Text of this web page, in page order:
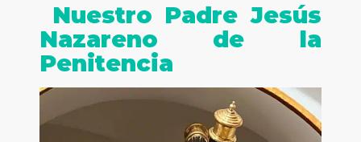
Nuestro Padre Jesús
Nazareno de la
Penitencia